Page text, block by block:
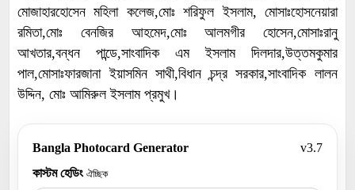
মোজাহারহোসেন মহিলা কলেজ,মোঃ শরিফুল ইসলাম, মোসাঃহোসনেয়ারা
রমিতা,মোঃ বেনজির আহমেদ,মোঃ আলমগীর হোসেন,মোসাঃরানু
আখতার,বন্ধন পান্ডে,সাংবাদিক এম ইসলাম দিলদার,উত্তমকুমার
পাল,মোসাঃফারজানা ইয়াসমিন সাথী,বিধান চন্দ্র সরকার,সাংবাদিক লালন
উদ্দিন, মোঃ আমিরুল ইসলাম প্রমুখ।
Bangla Photocard Generator
v3.7
কাস্টম হেডিং ঐচ্ছিক